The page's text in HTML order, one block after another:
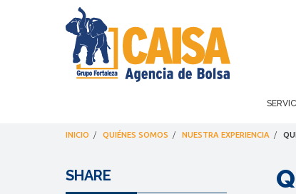
INICIO / QUIÉNES SOMOS / NUESTRA EXPERIENCIA /
SHARE